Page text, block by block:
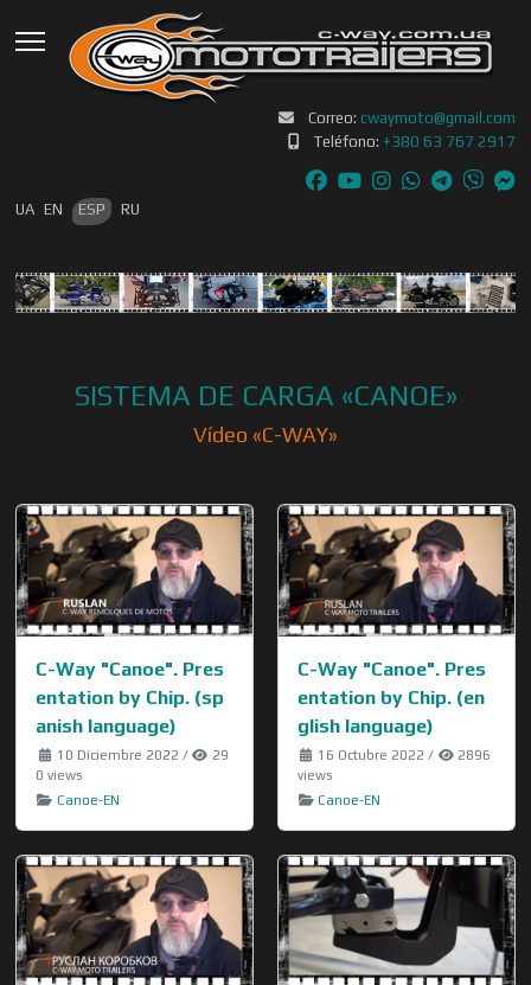
Correo: cwaymoto@gmail.com
Teléfono: +380 63 767 2917
Seleccione su idioma
UA EN ESP RU
SISTEMA DE CARGA «CANOE»
Vídeo «С-WAY»
C-Way "Canoe". Pres
entation by Chip. (sp
anish language)
10 Diciembre 2022 /
29
0 views
Canoe-EN
C-Way "Canoe". Pres
entation by Chip. (en
glish language)
16 Octubre 2022 /
2896
views
Canoe-EN